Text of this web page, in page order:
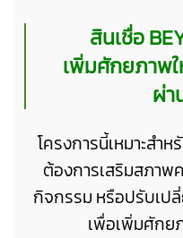
สินเชื่อ
เพิ่มศักยภาพ
ผ่
โครงการนี้เหมาะสำ
ต้องการเสริมสภา
กิจกรรม หรือปรับเป
เพื่อเพิ่มศักย